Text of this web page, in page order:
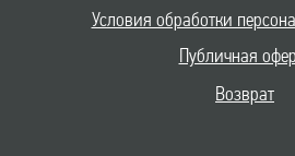
Условия обработки
Публичная
Возврат